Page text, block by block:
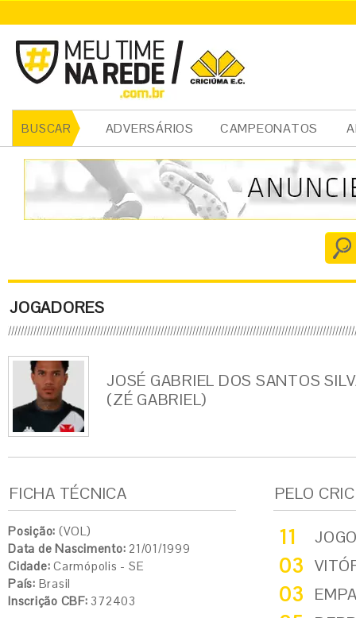
BUSCAR ADVERSÁRIOS CAMPEONATOS
JOGADORES
JOSÉ GABRIEL DOS SANTOS
(ZÉ GABRIEL)
FICHA TÉCNICA
Posição: (VOL)
Data de Nascimento: 21/01/1999
Cidade: Carmópolis - SE
País: Brasil
Inscrição CBF: 372403
PELO
11
03
03